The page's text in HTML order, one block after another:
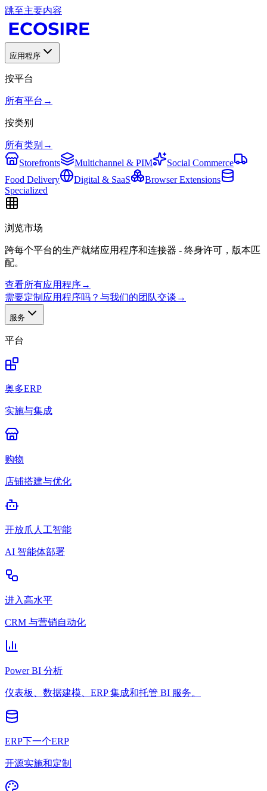
跳至主要内容
应用程序
按平台
所有平台 →
按类别
所有类别 →
Storefronts
Multichannel & PIM
Social Commerce
Food Delivery
Digital & SaaS
Browser Extensions
Specialized
浏览市场
跨每个平台的生产就绪应用程序和连接器 - 终身许可，版本匹
配。
查看所有应用程序→
需要定制应用程序吗？与我们的团队交谈 →
服务
平台
奥多ERP
实施与集成
购物
店铺搭建与优化
开放爪人工智能
AI 智能体部署
进入高水平
CRM 与营销自动化
Power BI 分析
仪表板、数据建模、ERP 集成和托管 BI 服务。
ERP下一个ERP
开源实施和定制